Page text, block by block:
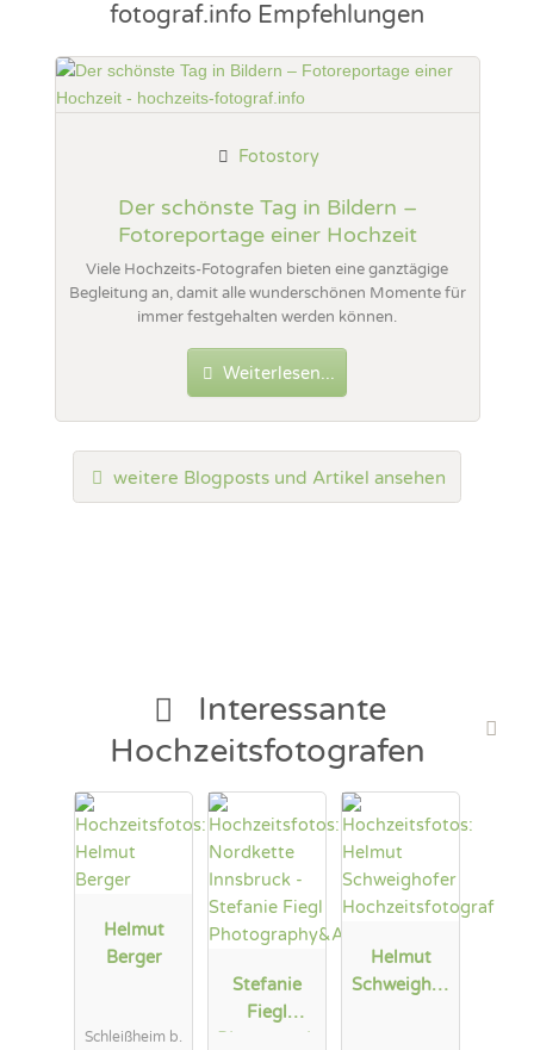
fotograf.info Empfehlungen
Der schönste Tag in Bildern –
Fotoreportage einer Hochzeit
Fotostory
Viele Hochzeits-Fotografen bieten eine ganztägige
Begleitung an, damit alle wunderschönen Momente für
immer festgehalten werden können.
Weiterlesen...
weitere Blogposts und Artikel ansehen
Interessante
Hochzeitsfotografen
Helmut
Berger
Schleißheim b.
Stefanie
Fiegl
Helmut
Schweighof